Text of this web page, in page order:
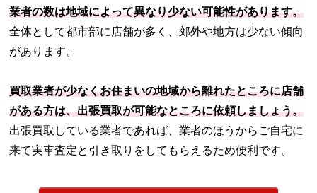
業者の数は地域によって異なり少ない可能性があります。
全体として都市部に店舗が多く、郊外や地方は少ない傾向
があります。
買取業者が少なくお住まいの地域から離れたところに店舗
がある方は、出張買取が可能なところに依頼しましょう。
出張買取している業者であれば、業者のほうからご自宅に
来て実車査定と引き取りをしてもらえるため便利です。